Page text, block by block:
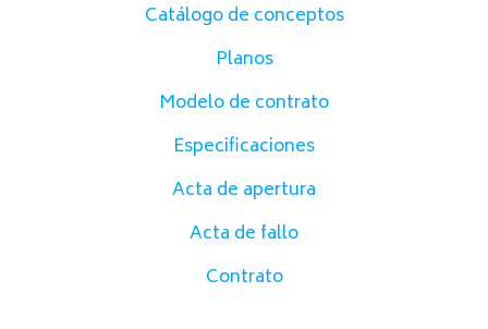
Catálogo de conceptos
Planos
Modelo de contrato
Especificaciones
Acta de apertura
Acta de fallo
Contrato